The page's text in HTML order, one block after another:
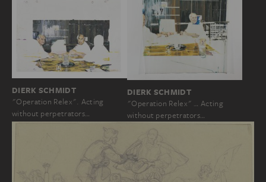
DIERK SCHMIDT
"Operation Relex". Acting
without perpetrators…
DIERK SCHMIDT
"Operation Relex" … Acting
without perpetrators…